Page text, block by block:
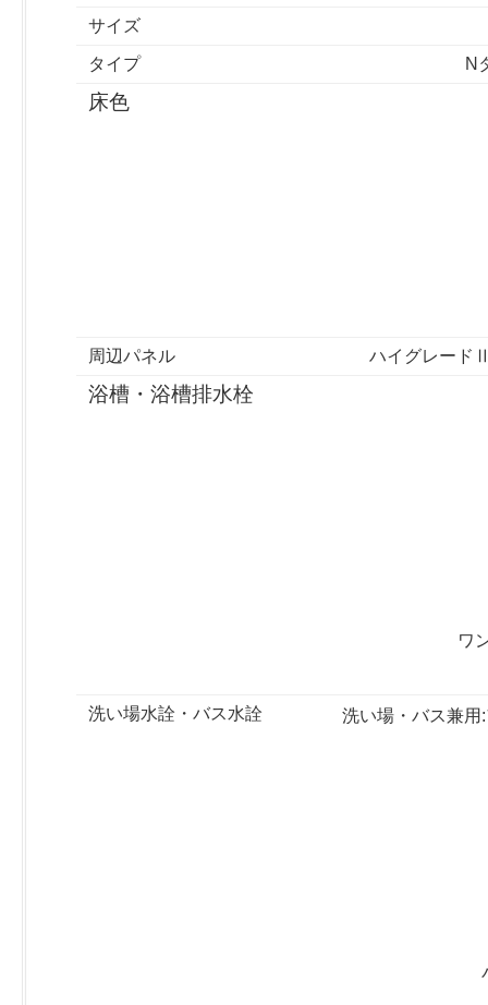
サイズ
タイプ N
床色
周辺パネル ハイグレード
浴槽・浴槽排水栓
ワ
洗い場水詮・バス水詮 洗い場・バス兼用